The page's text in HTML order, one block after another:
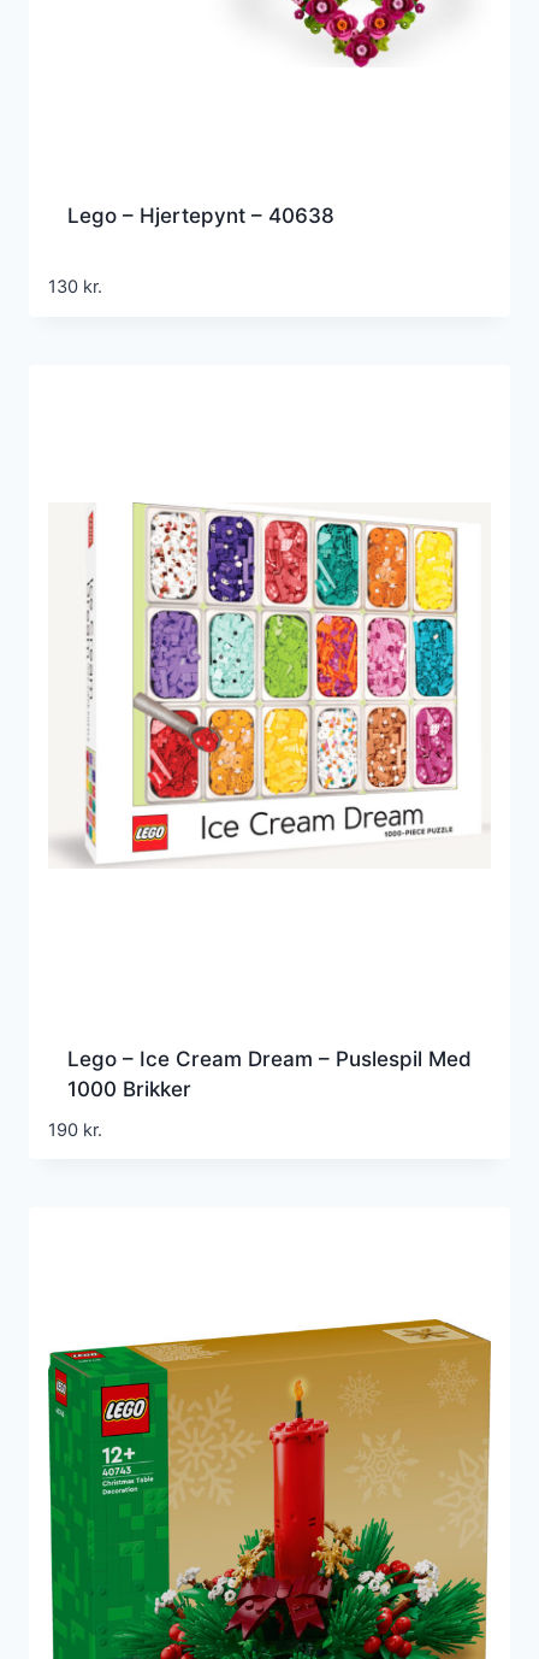
Lego – Hjertepynt – 40638
130 kr.
Lego – Ice Cream Dream – Puslespil Med
1000 Brikker
190 kr.